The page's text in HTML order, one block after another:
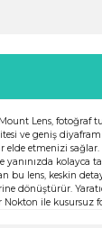
Lens, fotoğraf
ve geniş diyafram
elde etmenizi sağlar.
yanınızda kolayca
bu lens, keskin
dönüştürür.
ile kusursuz